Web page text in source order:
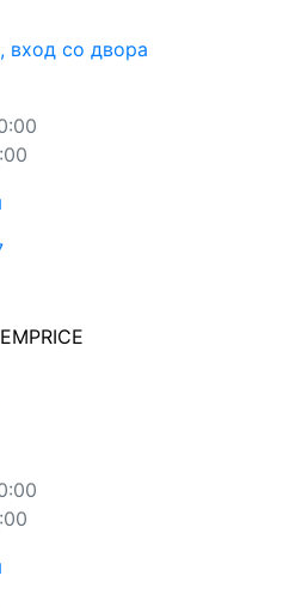
вход со двора